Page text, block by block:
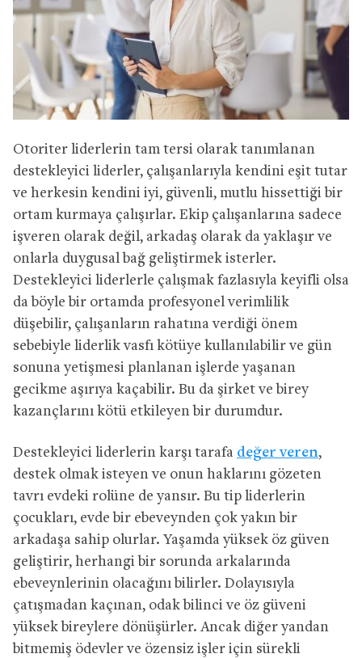
Otoriter liderlerin tam tersi olarak tanımlanan
destekleyici liderler, çalışanlarıyla kendini eşit tutar
ve herkesin kendini iyi, güvenli, mutlu hissettiği bir
ortam kurmaya çalışırlar. Ekip çalışanlarına sadece
işveren olarak değil, arkadaş olarak da yaklaşır ve
onlarla duygusal bağ geliştirmek isterler.
Destekleyici liderlerle çalışmak fazlasıyla keyifli olsa
da böyle bir ortamda profesyonel verimlilik
düşebilir, çalışanların rahatına verdiği önem
sebebiyle liderlik vasfı kötüye kullanılabilir ve gün
sonuna yetişmesi planlanan işlerde yaşanan
gecikme aşırıya kaçabilir. Bu da şirket ve birey
kazançlarını kötü etkileyen bir durumdur.
Destekleyici liderlerin karşı tarafa değer veren,
destek olmak isteyen ve onun haklarını gözeten
tavrı evdeki rolüne de yansır. Bu tip liderlerin
çocukları, evde bir ebeveynden çok yakın bir
arkadaşa sahip olurlar. Yaşamda yüksek öz güven
geliştirir, herhangi bir sorunda arkalarında
ebeveynlerinin olacağını bilirler. Dolayısıyla
çatışmadan kaçınan, odak bilinci ve öz güveni
yüksek bireylere dönüşürler. Ancak diğer yandan
bitmemiş ödevler ve özensiz işler için sürekli